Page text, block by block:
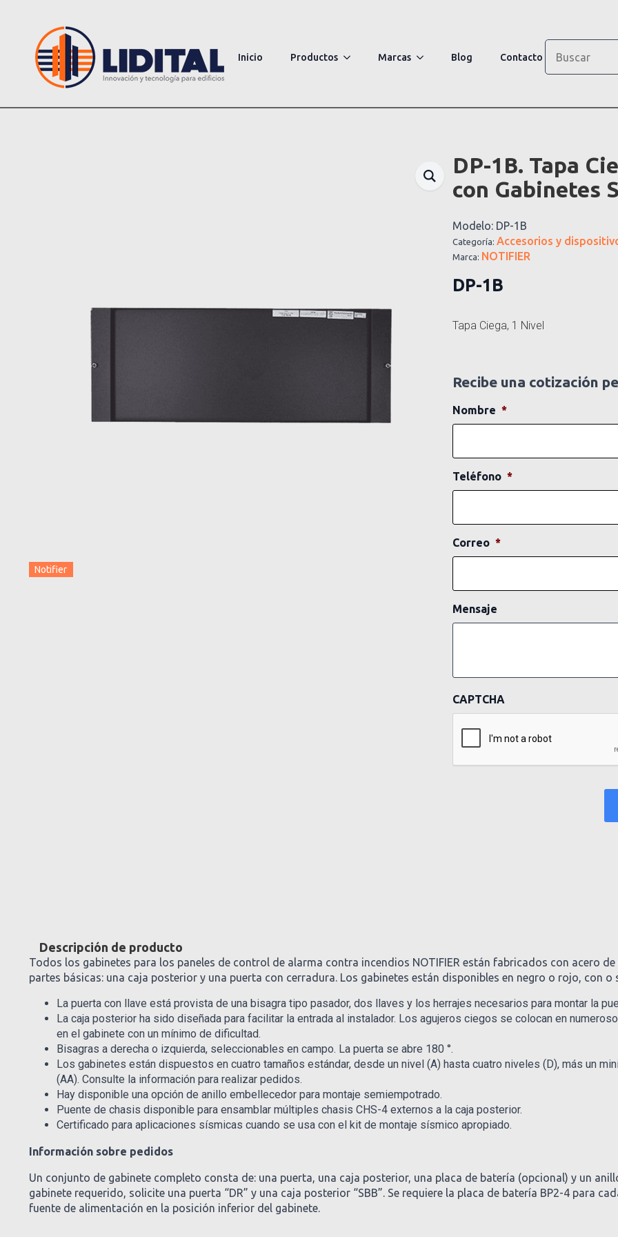
Inicio Productos Marcas Blog Contacto
Notifier
DP-1B. Tapa
con Gabinetes
Modelo: DP-1B
Categoría: Accesorios y
Marca: NOTIFIER
DP-1B
Tapa Ciega, 1 Nivel
Recibe una cotización
Nombre *
Teléfono *
Correo *
Mensaje
CAPTCHA
Descripción de producto
Todos los gabinetes para los paneles de control de alarma contra incendios NOTIFIER están fabricados con acero
partes básicas: una caja posterior y una puerta con cerradura. Los gabinetes están disponibles en negro o rojo, con o
La puerta con llave está provista de una bisagra tipo pasador, dos llaves y los herrajes necesarios para montar la
La caja posterior ha sido diseñada para facilitar la entrada al instalador. Los agujeros ciegos se colocan en
en el gabinete con un mínimo de dificultad.
Bisagras a derecha o izquierda, seleccionables en campo. La puerta se abre 180 °.
Los gabinetes están dispuestos en cuatro tamaños estándar, desde un nivel (A) hasta cuatro niveles (D), más un
(AA). Consulte la información para realizar pedidos.
Hay disponible una opción de anillo embellecedor para montaje semiempotrado.
Puente de chasis disponible para ensamblar múltiples chasis CHS-4 externos a la caja posterior.
Certificado para aplicaciones sísmicas cuando se usa con el kit de montaje sísmico apropiado.
Información sobre pedidos
Un conjunto de gabinete completo consta de: una puerta, una caja posterior, una placa de batería (opcional) y un
gabinete requerido, solicite una puerta “DR” y una caja posterior “SBB”. Se requiere la placa de batería BP2-4 para
fuente de alimentación en la posición inferior del gabinete.